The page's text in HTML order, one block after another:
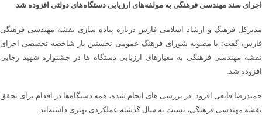
اجرای سند مهندسی فرهنگی به مولفه‌های ارزیابی دستگاه‌های دولتی افزوده شد
مدیرکل فرهنگ و ارشاد اسلامی فارس درباره پیاده سازی نقشه مهندسی فرهنگی
فارس، گفت: با مصوبه شورای فرهنگ عمومی نخستین بار شاخصه تخصصی اجرای
نقشه مهندسی فرهنگی به معیارهای ارزیابی دستگاه ها در جشنواره شهید رجایی
افزوده شد.
حمیدرضا قانعی افزود: در بررسی های انجام شده، همه دستگاه‌ها در اقدام برای تحقق
نقشه مهندسی فرهنگی، نسبت به سال گذشته عملکردی بهتری داشته‌اند.